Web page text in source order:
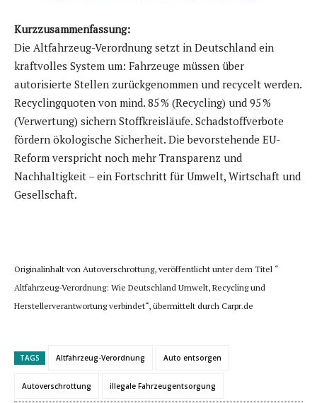
Kurzzusammenfassung:
Die Altfahrzeug-Verordnung setzt in Deutschland ein
kraftvolles System um: Fahrzeuge müssen über
autorisierte Stellen zurückgenommen und recycelt werden.
Recyclingquoten von mind. 85 % (Recycling) und 95 %
(Verwertung) sichern Stoffkreisläufe. Schadstoffverbote
fördern ökologische Sicherheit. Die bevorstehende EU-
Reform verspricht noch mehr Transparenz und
Nachhaltigkeit – ein Fortschritt für Umwelt, Wirtschaft und
Gesellschaft.
Originalinhalt von Autoverschrottung, veröffentlicht unter dem Titel “
Altfahrzeug-Verordnung: Wie Deutschland Umwelt, Recycling und
Herstellerverantwortung verbindet“, übermittelt durch Carpr.de
TAGS Altfahrzeug-Verordnung Auto entsorgen
Autoverschrottung illegale Fahrzeugentsorgung